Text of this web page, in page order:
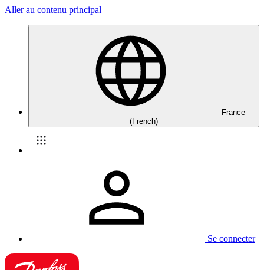
Aller au contenu principal
France
(French)
Se connecter